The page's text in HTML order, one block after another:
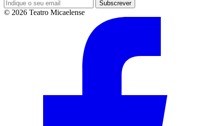
Subscrever
© 2026 Teatro Micaelense